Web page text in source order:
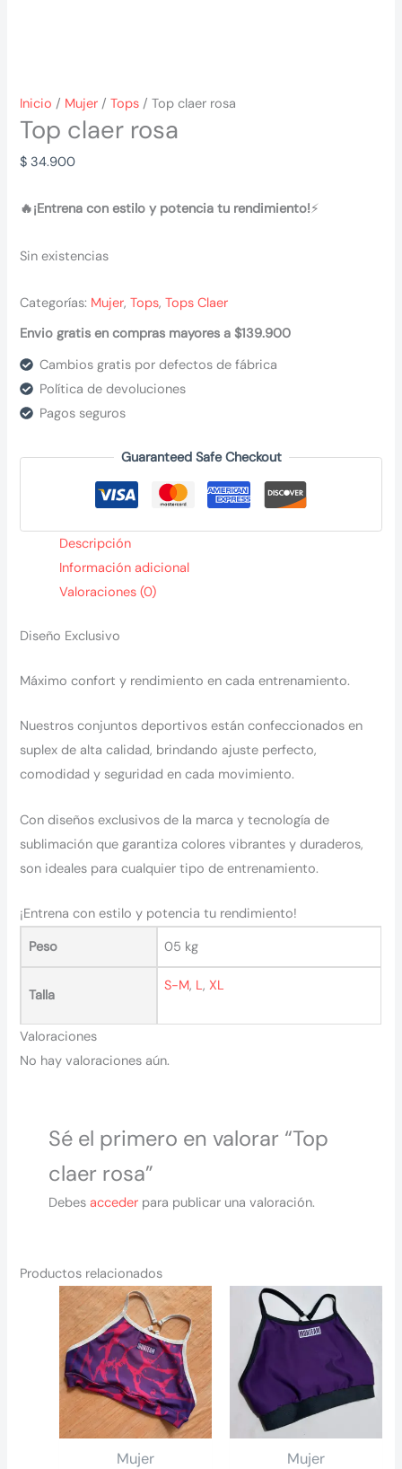
Inicio / Mujer /Tops / Top claer rosa
Top claer rosa
$ 34.900
🔥¡Entrena con estilo y potencia tu rendimiento!⚡
Sin existencias
Categorías: Mujer,Tops,Tops Claer
Envio gratis en compras mayores a $139.900
Cambios gratis por defectos de fábrica
Política de devoluciones
Pagos seguros
Guaranteed Safe Checkout
Descripción
Información adicional
Valoraciones (0)
Diseño Exclusivo
Máximo confort y rendimiento en cada entrenamiento.
Nuestros conjuntos deportivos están confeccionados en
suplex de alta calidad, brindando ajuste perfecto,
comodidad y seguridad en cada movimiento.
Con diseños exclusivos de la marca y tecnología de
sublimación que garantiza colores vibrantes y duraderos,
son ideales para cualquier tipo de entrenamiento.
¡Entrena con estilo y potencia tu rendimiento!
Peso
05 kg
Talla
S-M, L, XL
Valoraciones
No hay valoraciones aún.
Sé el primero en valorar “Top
claer rosa”
Debes accederpara publicar una valoración.
Productos relacionados
Mujer Mujer